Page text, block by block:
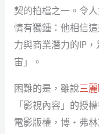
契的拍檔之一。令
情有獨鍾：他相信
力與商業潛力的IP
宙」。
困難的是，雖說三
「影視內容」的授
電影版權，博・弗